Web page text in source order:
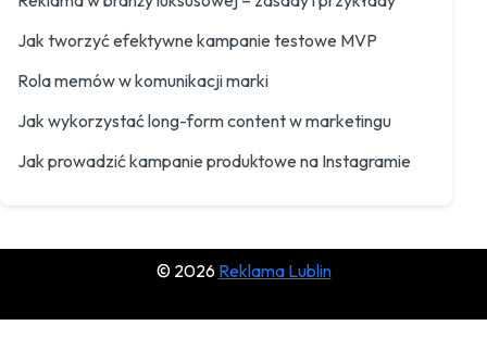
Jak tworzyć efektywne kampanie testowe MVP
Rola memów w komunikacji marki
Jak wykorzystać long-form content w marketingu
Jak prowadzić kampanie produktowe na Instagramie
© 2026 Reklama Lublin